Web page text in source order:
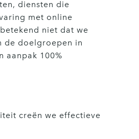
diensten die
met online
niet dat we
de doelgroepen in
aanpak 100%
creën we effectieve